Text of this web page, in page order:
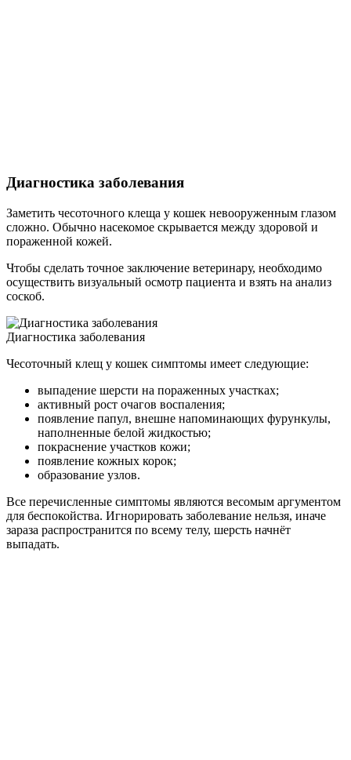
Диагностика заболевания
Заметить чесоточного клеща у кошек невооруженным глазом
сложно. Обычно насекомое скрывается между здоровой и
пораженной кожей.
Чтобы сделать точное заключение ветеринару, необходимо
осуществить визуальный осмотр пациента и взять на анализ
соскоб.
Диагностика заболевания
Чесоточный клещ у кошек симптомы имеет следующие:
выпадение шерсти на пораженных участках;
активный рост очагов воспаления;
появление папул, внешне напоминающих фурункулы,
наполненные белой жидкостью;
покраснение участков кожи;
появление кожных корок;
образование узлов.
Все перечисленные симптомы являются весомым аргументом
для беспокойства. Игнорировать заболевание нельзя, иначе
зараза распространится по всему телу, шерсть начнёт
выпадать.